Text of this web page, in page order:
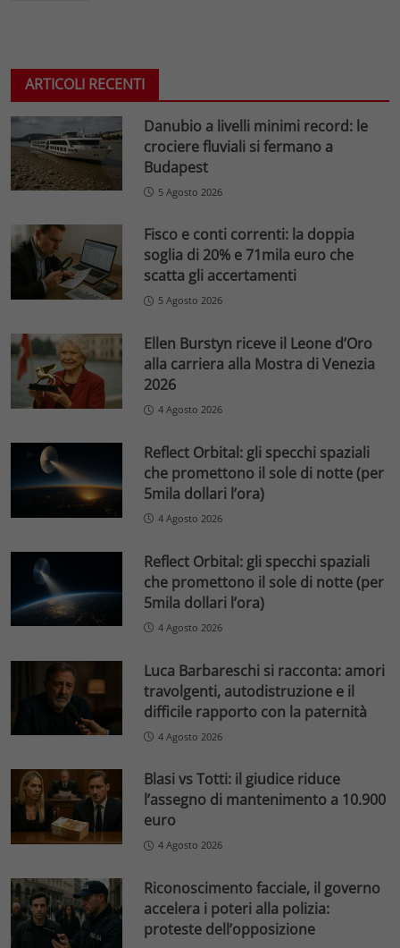
ARTICOLI RECENTI
Danubio a livelli minimi record: le
crociere fluviali si fermano a
Budapest
5 Agosto 2026
Fisco e conti correnti: la doppia
soglia di 20% e 71mila euro che
scatta gli accertamenti
5 Agosto 2026
Ellen Burstyn riceve il Leone d’Oro
alla carriera alla Mostra di Venezia
2026
4 Agosto 2026
Reflect Orbital: gli specchi spaziali
che promettono il sole di notte (per
5mila dollari l’ora)
4 Agosto 2026
Reflect Orbital: gli specchi spaziali
che promettono il sole di notte (per
5mila dollari l’ora)
4 Agosto 2026
Luca Barbareschi si racconta: amori
travolgenti, autodistruzione e il
difficile rapporto con la paternità
4 Agosto 2026
Blasi vs Totti: il giudice riduce
l’assegno di mantenimento a 10.900
euro
4 Agosto 2026
Riconoscimento facciale, il governo
accelera i poteri alla polizia:
proteste dell’opposizione